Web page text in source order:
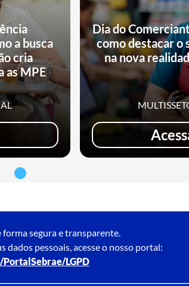
a busca
cria
as MPE
Dia do
como destacar o
na nova
forma segura e transparente.
dados pessoais, acesse o nosso portal:
LGPD